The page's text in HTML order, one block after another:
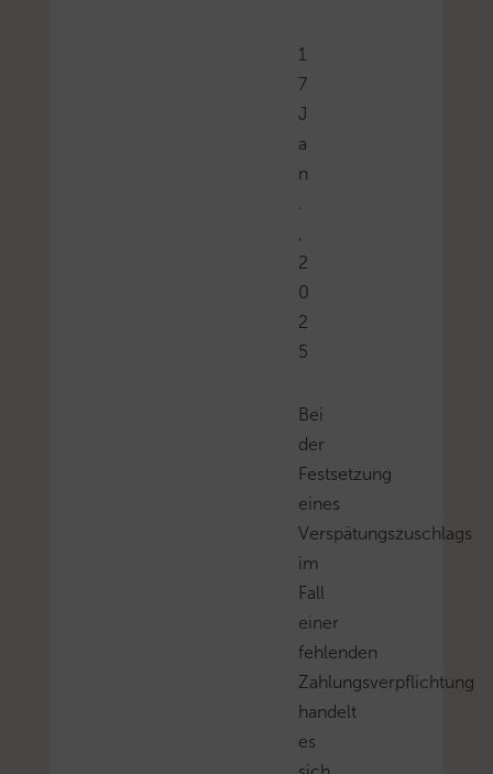
1
7
J
a
n
.
,
2
0
2
5
Bei
der
Festsetzung
eines
Verspätungszuschlags
im
Fall
einer
fehlenden
Zahlungsverpflichtung
handelt
es